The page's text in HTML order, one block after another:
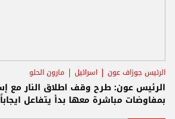
الرئيس جوزاف عون اسرائيل مارون الحلو
الرئيس عون: طرح وقف اطلاق النار مع
بمفاوضات مباشرة معها بدأ يتفاعل ايجاباً